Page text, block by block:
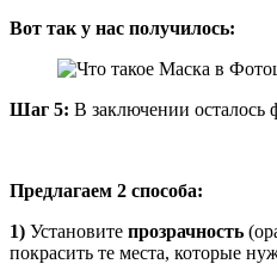
Вот так у нас получилось:
Шаг 5: В заключении осталось
Предлагаем 2 способа:
1) Установите прозрачность
покрасить те места, которые